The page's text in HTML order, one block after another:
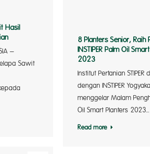
Hasil
–
Sawit
8 Planters Senior, Raih
INSTIPER Palm Oil
2023
Institut Pertanian STIPER
dengan INSTIPER
menggelar Malam
Oil Smart Planters 2023…
Read more